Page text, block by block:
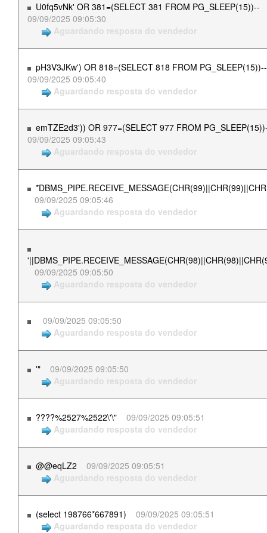
U0fq5vNk' OR 381=(SELECT 381 FROM PG_SLEEP(15))--
09/09/2025 09:05:30
Aguardando resposta do vendedor
pH3V3JKw') OR 818=(SELECT 818 FROM PG_SLEEP(15))--
09/09/2025 09:05:40
Aguardando resposta do vendedor
emTZE2d3')) OR 977=(SELECT 977 FROM
09/09/2025 09:05:43
Aguardando resposta do vendedor
09/09/2025 09:05:46
Aguardando resposta do vendedor
09/09/2025 09:05:50
Aguardando resposta do vendedor
09/09/2025 09:05:50
Aguardando resposta do vendedor
'"
09/09/2025 09:05:50
Aguardando resposta do vendedor
????%2527%2522\'\"
09/09/2025 09:05:51
Aguardando resposta do vendedor
@@eqLZ2
09/09/2025 09:05:51
Aguardando resposta do vendedor
(select 198766*667891)
09/09/2025 09:05:51
Aguardando resposta do vendedor